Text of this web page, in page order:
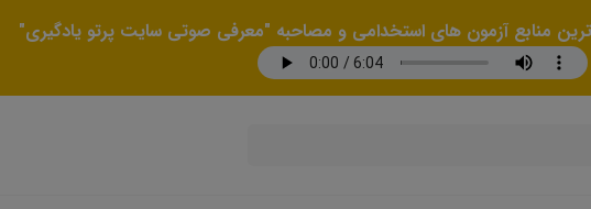
منابع آزمون های استخدامی و مصاحبه "معرفی صوتی سایت پرتو یادگیری"